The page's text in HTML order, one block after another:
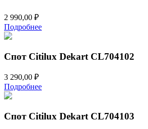
2 990,00 ₽
Подробнее
Спот Citilux Dekart CL704102
3 290,00 ₽
Подробнее
Спот Citilux Dekart CL704103